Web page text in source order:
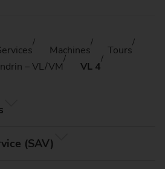
Machines
Tours
– VL/VM
VL 4
(SAV)